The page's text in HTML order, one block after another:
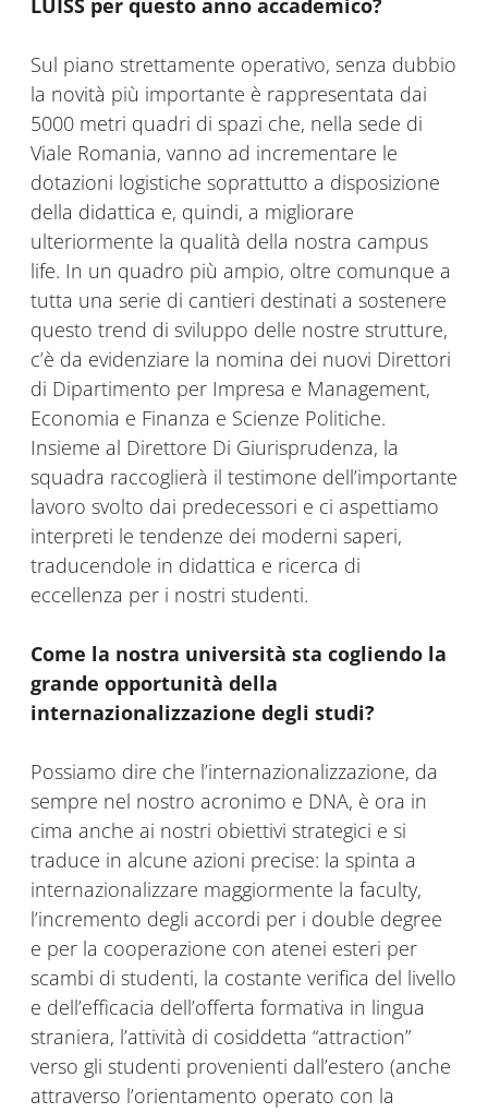
LUISS per questo anno accademico?
Sul piano strettamente operativo, senza dubbio
la novità più importante è rappresentata dai
5000 metri quadri di spazi che, nella sede di
Viale Romania, vanno ad incrementare le
dotazioni logistiche soprattutto a disposizione
della didattica e, quindi, a migliorare
ulteriormente la qualità della nostra campus
life. In un quadro più ampio, oltre comunque a
tutta una serie di cantieri destinati a sostenere
questo trend di sviluppo delle nostre strutture,
c’è da evidenziare la nomina dei nuovi Direttori
di Dipartimento per Impresa e Management,
Economia e Finanza e Scienze Politiche.
Insieme al Direttore Di Giurisprudenza, la
squadra raccoglierà il testimone dell’importante
lavoro svolto dai predecessori e ci aspettiamo
interpreti le tendenze dei moderni saperi,
traducendole in didattica e ricerca di
eccellenza per i nostri studenti.
Come la nostra università sta cogliendo la
grande opportunità della
internazionalizzazione degli studi?
Possiamo dire che l’internazionalizzazione, da
sempre nel nostro acronimo e DNA, è ora in
cima anche ai nostri obiettivi strategici e si
traduce in alcune azioni precise: la spinta a
internazionalizzare maggiormente la faculty,
l’incremento degli accordi per i double degree
e per la cooperazione con atenei esteri per
scambi di studenti, la costante verifica del livello
e dell’efficacia dell’offerta formativa in lingua
straniera, l’attività di cosiddetta “attraction”
verso gli studenti provenienti dall’estero (anche
attraverso l’orientamento operato con la